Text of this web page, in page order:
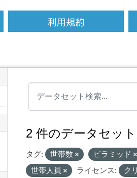
2 件のデータセッ
タグ: 世帯数 ピラミッド
世帯人員
ライセンス: ク